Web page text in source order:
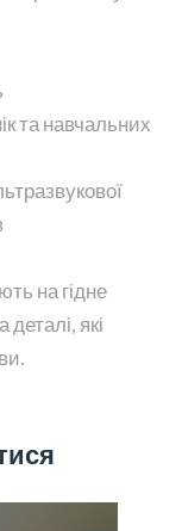
та навчальних
на гідне
які